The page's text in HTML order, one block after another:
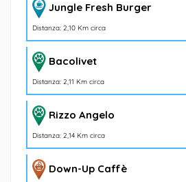
Jungle Fresh Burger
Distanza: 2,10 Km circa
Bacolivet
Distanza: 2,11 Km circa
Rizzo Angelo
Distanza: 2,14 Km circa
Down-Up Caffè